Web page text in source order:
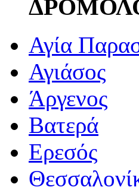
Αγία
Αγιάσος
Άργενος
Βατερά
Ερεσός